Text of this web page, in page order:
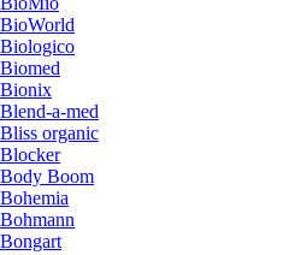
BioWorld
Biologico
Biomed
Bionix
Blend-a-med
Bliss organic
Blocker
Body Boom
Bohemia
Bohmann
Bongart